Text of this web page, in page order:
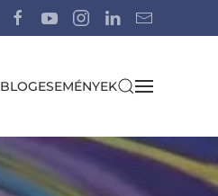
BLOGESEMÉNYEK